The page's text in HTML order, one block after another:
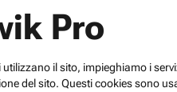
Pro
il sito, impieghiamo i
del sito. Questi cookies sono